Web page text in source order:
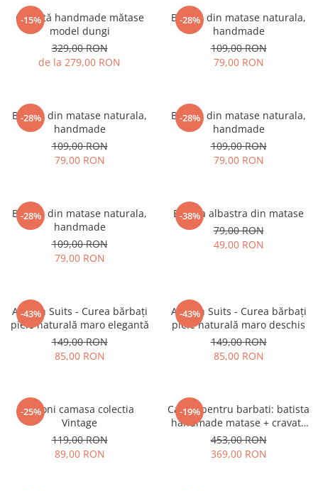
-15%
Cravată handmade mătase
model dungi
329,00 RON
de la 279,00 RON
-28%
Batista din matase naturala,
handmade
109,00 RON
79,00 RON
-28%
Batista din matase naturala,
handmade
109,00 RON
79,00 RON
-28%
Batista din matase naturala,
handmade
109,00 RON
79,00 RON
-28%
Batista din matase naturala,
handmade
109,00 RON
79,00 RON
-38%
Batista albastra din matase
79,00 RON
49,00 RON
-43%
Artizan Suits - Curea bărbați
piele naturală maro elegantă
149,00 RON
85,00 RON
-43%
Artizan Suits - Curea bărbați
piele naturală maro deschis
149,00 RON
85,00 RON
-25%
Butoni camasa colectia
Vintage
119,00 RON
89,00 RON
-19%
Cadou pentru barbati: batista
handmade matase + cravata
handmade matase
453,00 RON
369,00 RON